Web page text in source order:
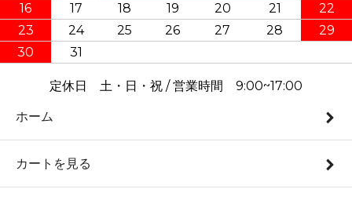
16
17 18 19 20 21
22
23
24 25 26 27 28
29
30
31
定休日 土・日・祝 / 営業時間 9:00~17:00
ホーム
カートを見る